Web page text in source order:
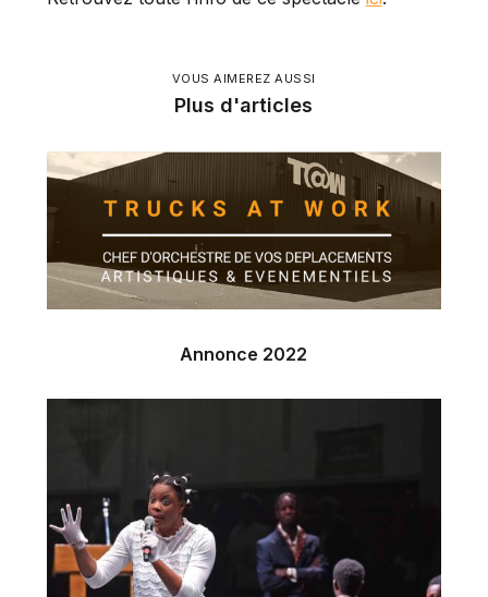
VOUS AIMEREZ AUSSI
Plus d'articles
Annonce 2022